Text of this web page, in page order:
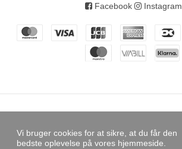
Vi bruger cookies for at sikre, at du får den
bedste oplevelse på vores hjemmeside.
Facebook
Instagram